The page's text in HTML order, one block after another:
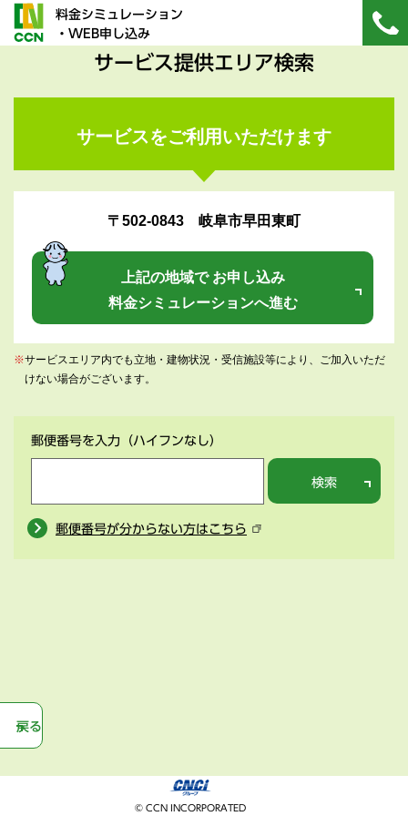
料金シミュレーション
・WEB申し込み
サービス提供エリア検索
サービスをご利用いただけます
〒502-0843 岐阜市早田東町
上記の地域で お申し込み
料金シミュレーションへ進む
※サービスエリア内でも立地・建物状況・受信施設等により、ご加入いただ
けない場合がございます。
郵便番号を入力 （ハイフンなし）
検索
郵便番号が分からない方はこちら
戻る
© CCN INCORPORATED